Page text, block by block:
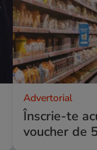
Advertorial
Înscrie-te
voucher de